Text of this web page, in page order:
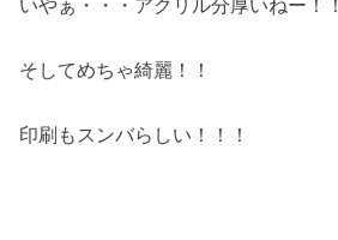
そしてめちゃ綺麗！！
印刷もスンバらしい！！！